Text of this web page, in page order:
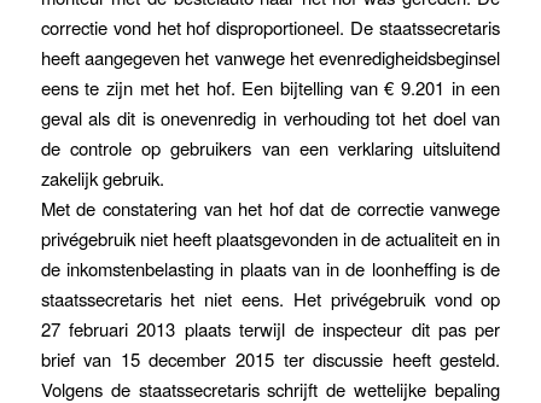
correctie vond het hof disproportioneel. De staatssecretaris
heeft aangegeven het vanwege het evenredigheidsbeginsel
eens te zijn met het hof. Een bijtelling van € 9.201 in een
geval als dit is onevenredig in verhouding tot het doel van
de controle op gebruikers van een verklaring uitsluitend
zakelijk gebruik.
Met de constatering van het hof dat de correctie vanwege
privégebruik niet heeft plaatsgevonden in de actualiteit en in
de inkomstenbelasting in plaats van in de loonheffing is de
staatssecretaris het niet eens. Het privégebruik vond op
27 februari 2013 plaats terwijl de inspecteur dit pas per
brief van 15 december 2015 ter discussie heeft gesteld.
Volgens de staatssecretaris schrijft de wettelijke bepaling